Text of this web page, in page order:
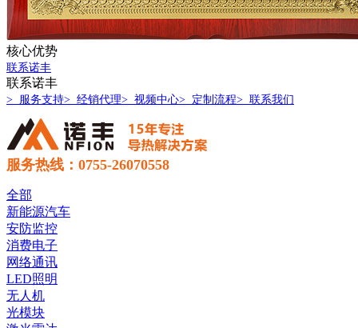
核心优势
联系诺丰
联系诺丰
> 服务支持> 经销代理> 视频中心> 定制流程> 联系我们
服务热线：0755-26070558
全部
新能源汽车
安防监控
消费电子
网络通讯
LED照明
无人机
光模块